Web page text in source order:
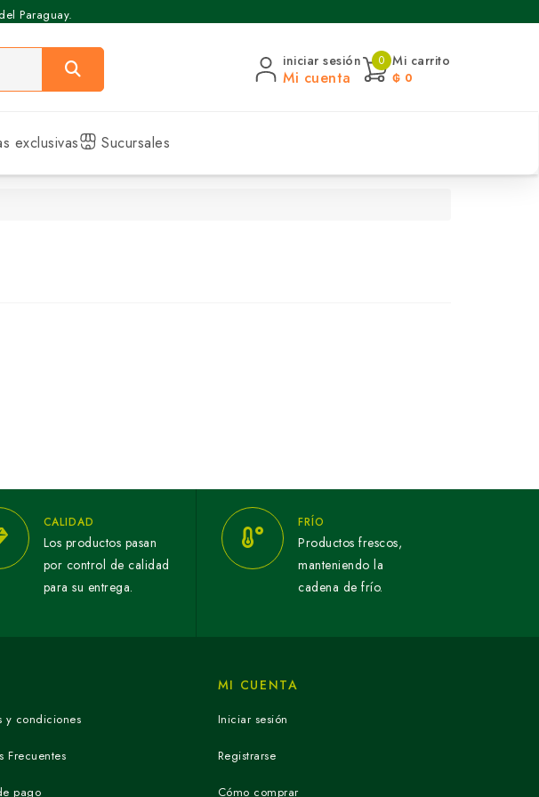
Paraguay.
iniciar sesión
Mi cuenta
0 Mi carrito
₲ 0
exclusivas Sucursales
CALIDAD
Los productos pasan
por control de calidad
para su entrega.
FRÍO
Productos frescos,
manteniendo la
cadena de frío.
y condiciones
Frecuentes
pago
MI CUENTA
Iniciar sesión
Registrarse
Cómo comprar